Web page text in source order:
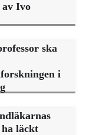
av Ivo
ska
i
läckt